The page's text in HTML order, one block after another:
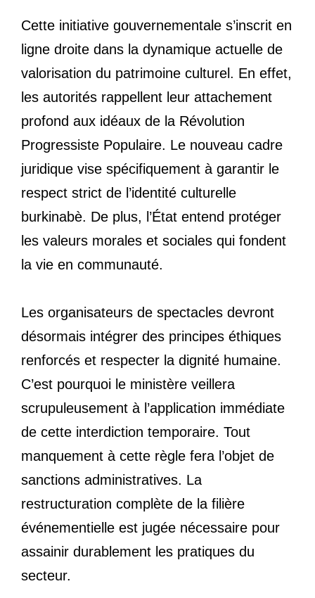
Cette initiative gouvernementale s’inscrit en
ligne droite dans la dynamique actuelle de
valorisation du patrimoine culturel. En effet,
les autorités rappellent leur attachement
profond aux idéaux de la Révolution
Progressiste Populaire. Le nouveau cadre
juridique vise spécifiquement à garantir le
respect strict de l’identité culturelle
burkinabè. De plus, l’État entend protéger
les valeurs morales et sociales qui fondent
la vie en communauté.
Les organisateurs de spectacles devront
désormais intégrer des principes éthiques
renforcés et respecter la dignité humaine.
C’est pourquoi le ministère veillera
scrupuleusement à l’application immédiate
de cette interdiction temporaire. Tout
manquement à cette règle fera l’objet de
sanctions administratives. La
restructuration complète de la filière
événementielle est jugée nécessaire pour
assainir durablement les pratiques du
secteur.